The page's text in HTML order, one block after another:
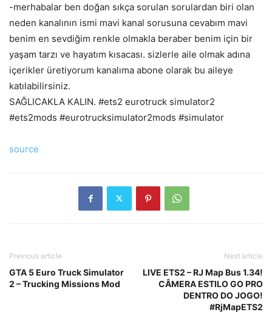
-merhabalar ben doğan sıkça sorulan sorulardan biri olan
neden kanalının ismi mavi kanal sorusuna cevabım mavi
benim en sevdiğim renkle olmakla beraber benim için bir
yaşam tarzı ve hayatım kısacası. sizlerle aile olmak adına
içerikler üretiyorum kanalıma abone olarak bu aileye
katılabilirsiniz.
SAĞLICAKLA KALIN. #ets2 eurotruck simulator2
#ets2mods #eurotrucksimulator2mods #simulator
source
Previous article
GTA 5 Euro Truck Simulator
2 – Trucking Missions Mod
Next article
LIVE ETS2 – RJ Map Bus 1.34!
CÂMERA ESTILO GO PRO
DENTRO DO JOGO!
#RjMapETS2